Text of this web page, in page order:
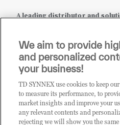
A leading distributor and
it.tdsynnex.com eu.tdsynnex.com|
CATEGORIE
We aim to provide
and personalized
your business!
TD SYNNEX use cookies to keep
to measure its performance, to
market insights and improve your
any relevant contents and
rejecting we will show you the